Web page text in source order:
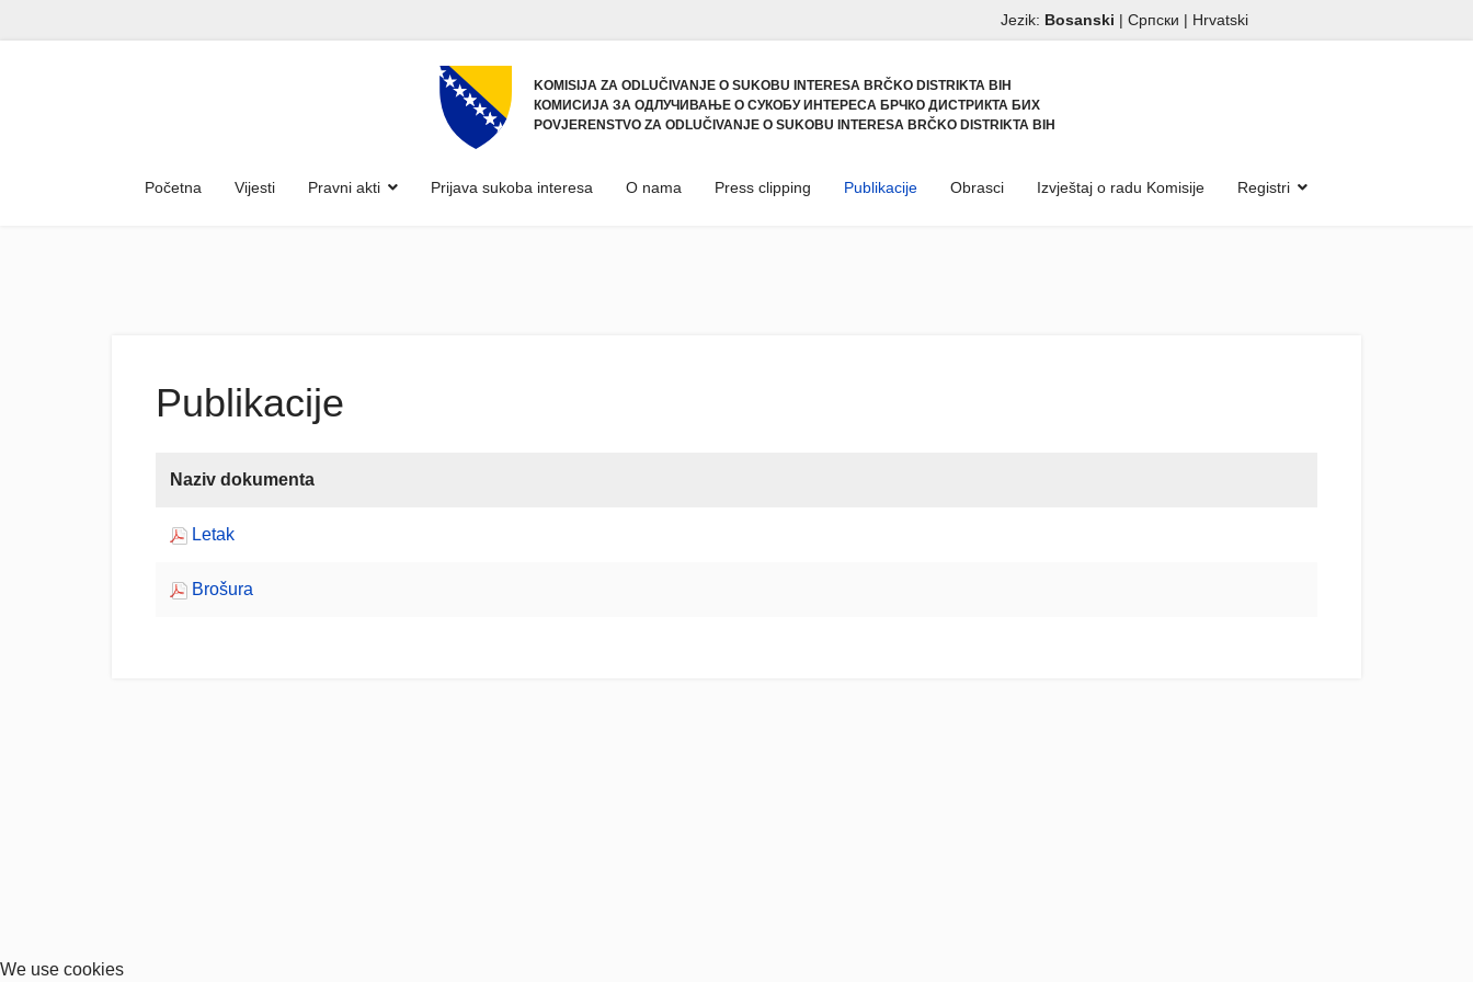
Jezik: Bosanski |Српски | Hrvatski
KOMISIJA ZA ODLUČIVANJE O SUKOBU INTERESA BRČKO DISTRIKTA BIH
КОМИСИЈА ЗА ОДЛУЧИВАЊЕ О СУКОБУ ИНТЕРЕСА БРЧКО ДИСТРИКТА БИХ
POVJERENSTVO ZA ODLUČIVANJE O SUKOBU INTERESA BRČKO DISTRIKTA BIH
Početna Vijesti Pravni akti Prijava sukoba interesa O nama Press clipping Publikacije Obrasci Izvještaj o radu Komisije Registri
Publikacije
Naziv dokumenta
Letak
Brošura
We use cookies